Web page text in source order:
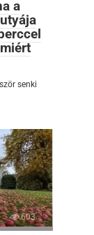
a
senki
603